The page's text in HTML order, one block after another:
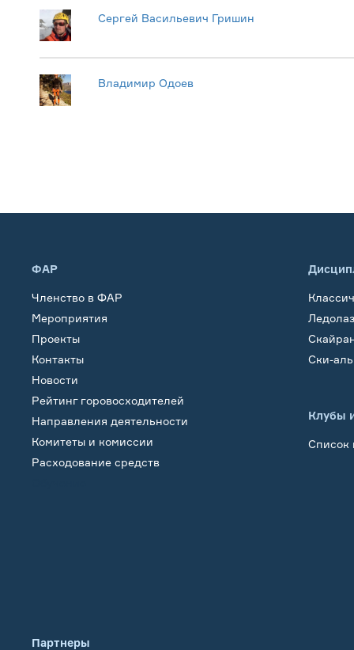
Сергей Васильевич Гришин
Владимир Одоев
ФАР
Членство в ФАР
Мероприятия
Проекты
Контакты
Новости
Рейтинг горовосходителей
Направления деятельности
Комитеты и комиссии
Расходование средств
Ски-
Клубы
Список
Партнеры